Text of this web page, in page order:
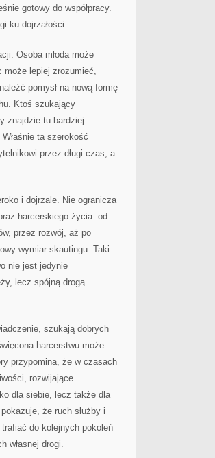
gotowy do współpracy.
ku dojrzałości.
Osoba młoda może
może lepiej zrozumieć,
pomysł na nową formę
Ktoś szukający
znajdzie tu bardziej
ta szerokość
przez długi czas, a
i dojrzale. Nie ogranicza
harcerskiego życia: od
przez rozwój, aż po
wymiar skautingu. Taki
nie jest jedynie
lecz spójną drogą
szukają dobrych
harcerstwu może
przypomina, że w czasach
rozwijające
dla siebie, lecz także dla
że ruch służby i
do kolejnych pokoleń
własnej drogi.